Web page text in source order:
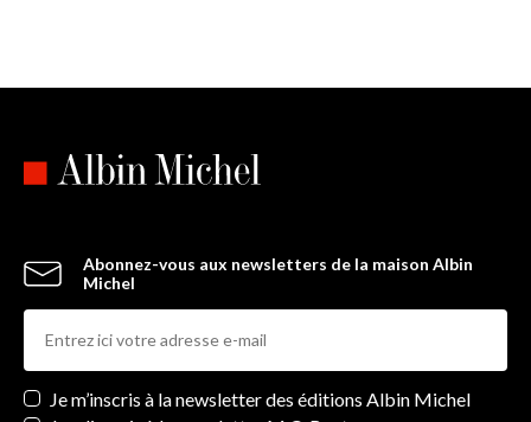
Abonnez-vous aux newsletters de la maison Albin
Michel
Newsletters
Je m’inscris à la newsletter des éditions Albin Michel